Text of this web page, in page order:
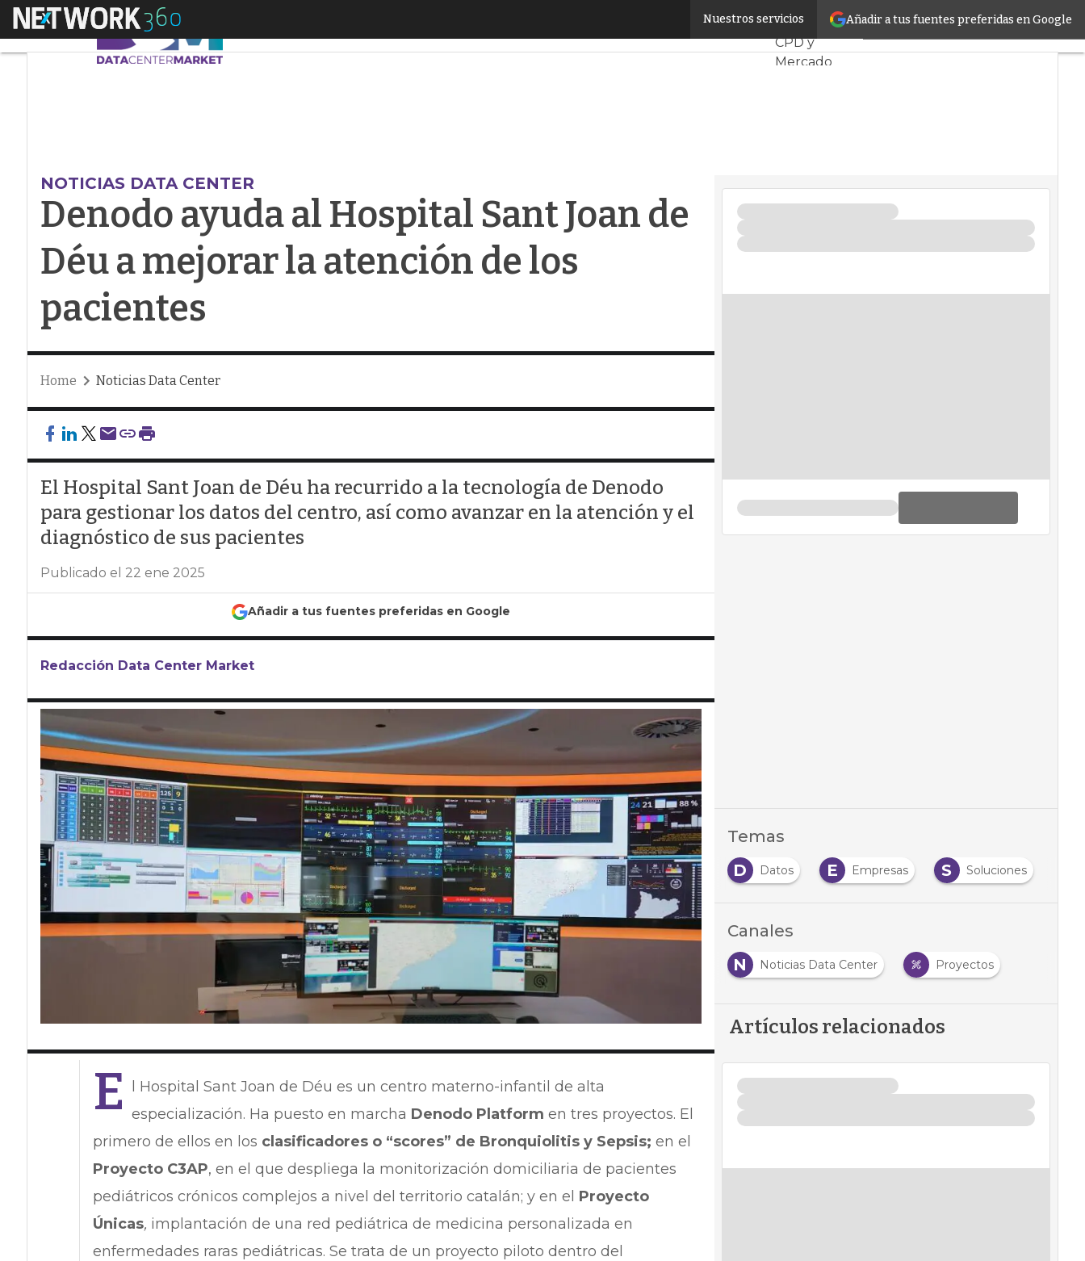
Añadir a tus fuentes preferidas en Google
Nuestros servicios
Menú Denodo ayuda al Hospital Sant Joan de Déu a mejorar la atención de los pacientesServidores
CPD y
Mercado
Inteligencia
NOTICIAS DATA CENTER
Denodo ayuda al Hospital Sant Joan de
Déu a mejorar la atención de los
pacientes
Home Noticias Data Center
El Hospital Sant Joan de Déu ha recurrido a la tecnología de Denodo
para gestionar los datos del centro, así como avanzar en la atención y el
diagnóstico de sus pacientes
Publicado el 22 ene 2025
Añadir a tus fuentes preferidas en Google
Redacción Data Center Market
E
l Hospital Sant Joan de Déu es un centro materno-infantil de alta
especialización. Ha puesto en marcha Denodo Platform en tres proyectos. El
primero de ellos en los clasificadores o “scores” de Bronquiolitis y Sepsis; en el
Proyecto C3AP, en el que despliega la monitorización domiciliaria de pacientes
pediátricos crónicos complejos a nivel del territorio catalán; y en el Proyecto
Únicas, implantación de una red pediátrica de medicina personalizada en
enfermedades raras pediátricas. Se trata de un proyecto piloto dentro del
Temas
D
Datos E Empresas S Soluciones
Canales
N
Noticias Data Center Proyectos
Artículos relacionados